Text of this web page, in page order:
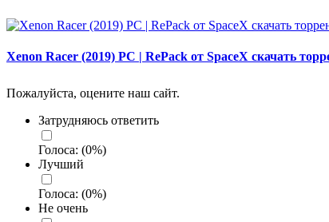
Xenon Racer (2019) PC | RePack от SpaceX скачать
Пожалуйста, оцените наш сайт.
Затрудняюсь ответить
Голоса: (0%)
Лучший
Голоса: (0%)
Не очень